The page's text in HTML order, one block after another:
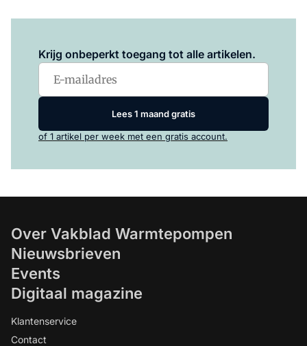
Krijg onbeperkt toegang tot alle artikelen.
Lees 1 maand gratis
of 1 artikel per week met een gratis account.
Over Vakblad Warmtepompen
Nieuwsbrieven
Events
Digitaal magazine
Klantenservice
Contact